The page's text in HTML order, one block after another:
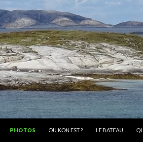
PHOTOS OU KON EST ? LE BATEAU